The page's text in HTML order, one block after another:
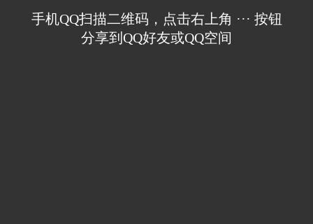
手机QQ扫描二维码，点击右上角 ··· 按钮
分享到QQ好友或QQ空间